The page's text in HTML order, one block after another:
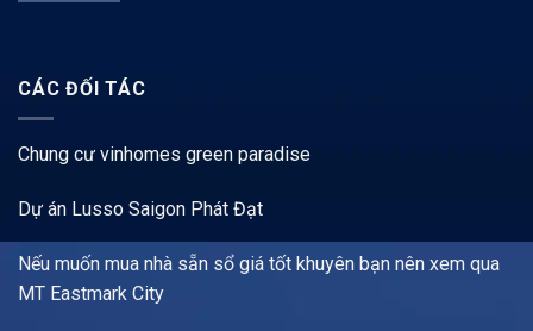
CÁC ĐỐI TÁC
Chung cư vinhomes green paradise
Dự án Lusso Saigon Phát Đạt
Nếu muốn mua nhà sẵn sổ giá tốt khuyên bạn nên xem qua
MT Eastmark City